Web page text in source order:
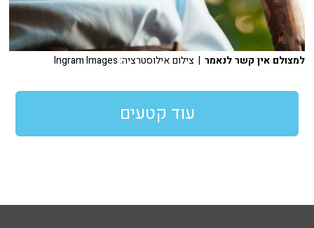
למצולם אין קשר לנאמר | צילום אילוסטרציה: Ingram Images
עוד קטעים